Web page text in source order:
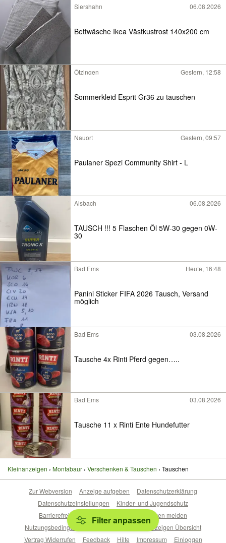
Siershahn 06.08.2026
Bettwäsche Ikea Västkustrost 140x200 cm
Ötzingen Gestern, 12:58
Sommerkleid Esprit Gr36 zu tauschen
Nauort Gestern, 09:57
Paulaner Spezi Community Shirt - L
Alsbach 06.08.2026
TAUSCH !!! 5 Flaschen Öl 5W-30 gegen 0W-
30
Bad Ems Heute, 16:48
Panini Sticker FIFA 2026 Tausch, Versand
möglich
Bad Ems 03.08.2026
Tausche 4x Rinti Pferd gegen…..
Bad Ems 03.08.2026
Tausche 11 x Rinti Ente Hundefutter
Kleinanzeigen Montabaur Verschenken & Tauschen Tauschen
Filter anpassen
Zur Webversion Anzeige aufgeben
Datenschutzerklärung
Datenschutzeinstellungen
Kinder- und Jugendschutz
Barrierefreiheitserklärung
Sicherheitslücken melden
Nutzungsbedingungen
Beliebte Suchen
Anzeigen Übersicht
Vertrag Widerrufen
Feedback Hilfe Impressum Einloggen